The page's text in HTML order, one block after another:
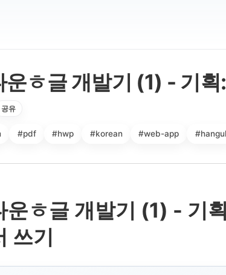
운ㅎ글 개발기 (1) - 기
공유
#pdf #hwp #korean #web-app #hangul
운ㅎ글 개발기 (1) - 기
쓰기